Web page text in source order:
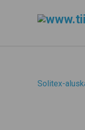
Solitex-